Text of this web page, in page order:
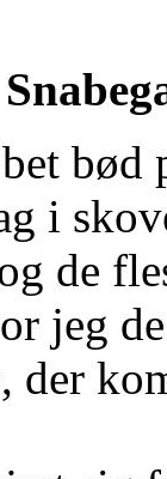
i
de
jeg
der